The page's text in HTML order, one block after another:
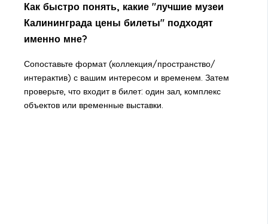
Как быстро понять, какие "лучшие музеи
Калининграда цены билеты" подходят
именно мне?
Сопоставьте формат (коллекция/пространство/
интерактив) с вашим интересом и временем. Затем
проверьте, что входит в билет: один зал, комплекс
объектов или временные выставки.